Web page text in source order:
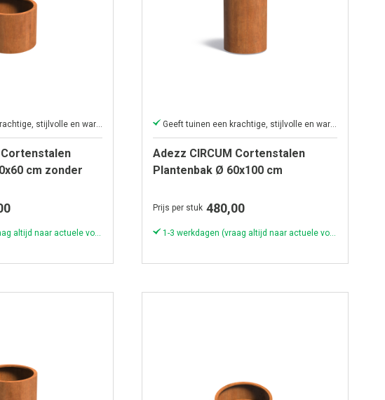
Geeft tuinen een krachtige, stijlvolle en warme uitstraling.
Cortenstalen
cm zonder
1-3 werkdagen (vraag altijd naar actuele voorraad & levertijd!)
Adezz CIRCUM Cortenstalen
Plantenbak Ø 60x100 cm
Prijs per stuk 480,00
1-3 werkdagen (vraag altijd naar actuele voorraad & levertijd!)